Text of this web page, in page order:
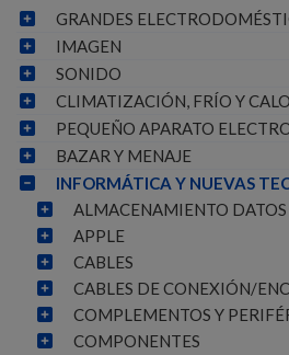
GRANDES
IMAGEN
SONIDO
CLIMATIZACIÓN, FRÍO Y
PEQUEÑO APARATO
BAZAR Y MENAJE
INFORMÁTICA Y NUEVAS
ALMACENAMIENTO DATOS
APPLE
CABLES
CABLES DE CONEXIÓN/
COMPLEMENTOS Y
COMPONENTES